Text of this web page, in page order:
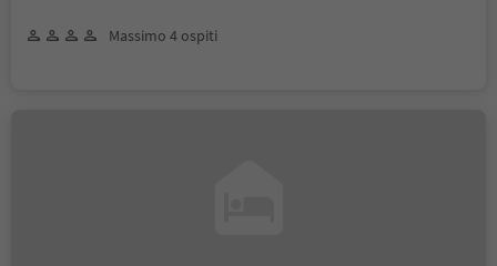
Massimo 4 ospiti